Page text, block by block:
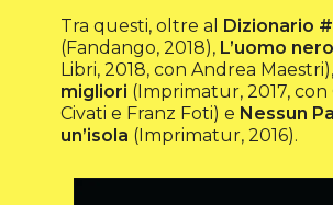
Tra questi, oltre al Dizionario
(Fandango, 2018), L’uomo nero
Libri, 2018, con Andrea Maestri),
migliori (Imprimatur, 2017, con
Civati e Franz Foti) e Nessun
un’isola (Imprimatur, 2016).